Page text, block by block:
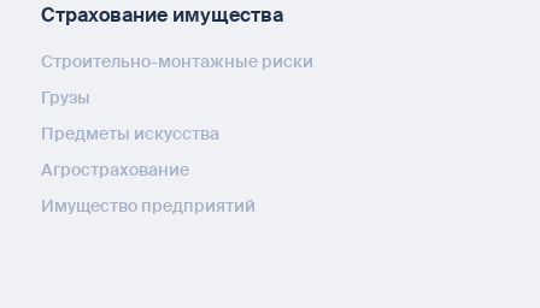
Страхование имущества
Строительно-монтажные риски
Грузы
Предметы искусства
Агрострахование
Имущество предприятий